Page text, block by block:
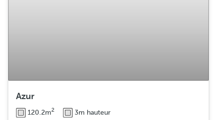
Azur
120.2m2 3m hauteur